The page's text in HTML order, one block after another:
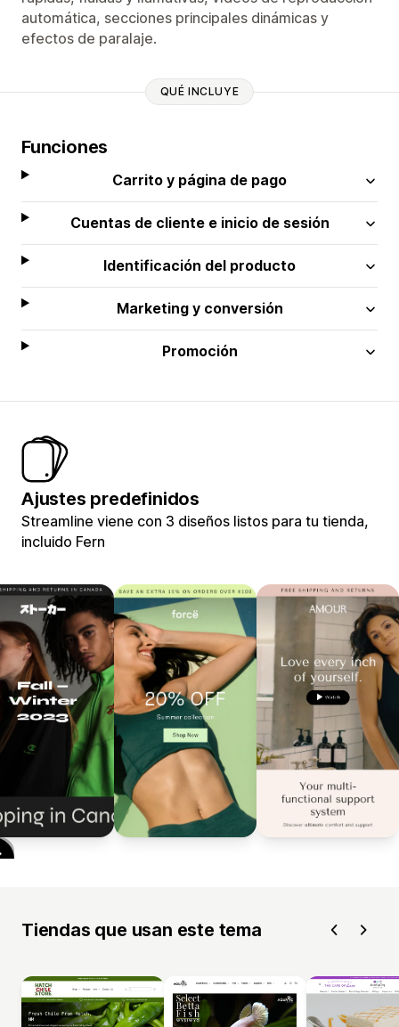
automática, secciones principales dinámicas y
efectos de paralaje.
QUÉ INCLUYE
Funciones
Carrito y página de pago
Cuentas de cliente e inicio de sesión
Identificación del producto
Marketing y conversión
Promoción
Ajustes predefinidos
Streamline viene con 3 diseños listos para tu tienda,
incluido Fern
Tiendas que usan este tema